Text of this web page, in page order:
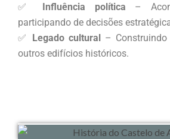
✅ Influência política –
participando de decisões
✅ Legado cultural –
outros edifícios históricos.